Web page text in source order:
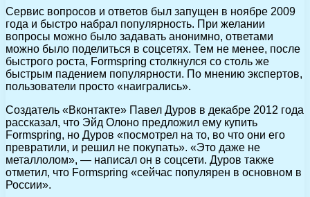
Сервис вопросов и ответов был запущен в ноябре 2009
года и быстро набрал популярность. При желании
вопросы можно было задавать анонимно, ответами
можно было поделиться в соцсетях. Тем не менее, после
быстрого роста, Formspring столкнулся со столь же
быстрым падением популярности. По мнению экспертов,
пользователи просто «наигрались».
Создатель «Вконтакте» Павел Дуров в декабре 2012 года
рассказал, что Эйд Олоно предложил ему купить
Formspring, но Дуров «посмотрел на то, во что они его
превратили, и решил не покупать». «Это даже не
металлолом», — написал он в соцсети. Дуров также
отметил, что Formspring «сейчас популярен в основном в
России».